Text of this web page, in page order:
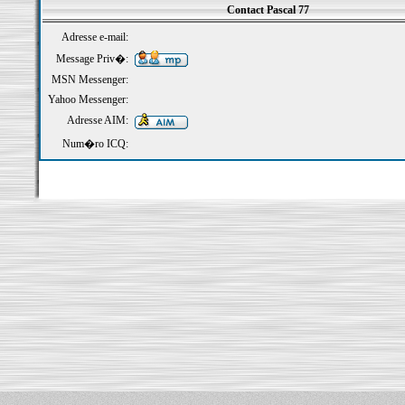
Contact Pascal 77
Adresse e-mail:
Message Priv�:
MSN Messenger:
Yahoo Messenger:
Adresse AIM:
Num�ro ICQ: